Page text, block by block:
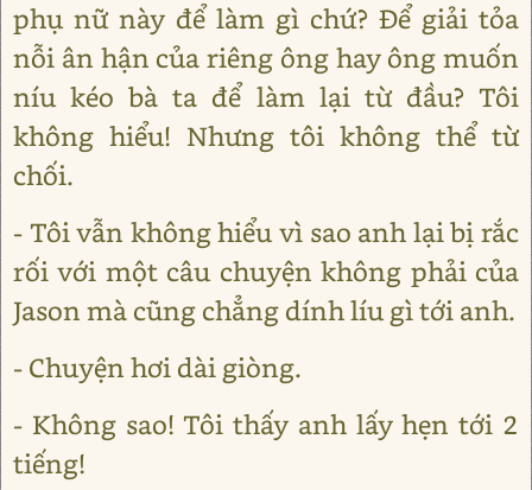
phụ nữ này để làm gì chứ? Để giải tỏa
nỗi ân hận của riêng ông hay ông muốn
níu kéo bà ta để làm lại từ đầu? Tôi
không hiểu! Nhưng tôi không thể từ
chối.
- Tôi vẫn không hiểu vì sao anh lại bị rắc
rối với một câu chuyện không phải của
Jason mà cũng chẳng dính líu gì tới anh.
- Chuyện hơi dài giòng.
- Không sao! Tôi thấy anh lấy hẹn tới 2
tiếng!